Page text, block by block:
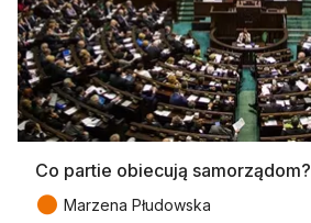
Co partie obiecują samorządom?
● Marzena Płudowska